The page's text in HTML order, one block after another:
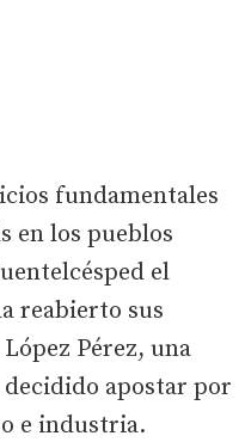
fundamentales
en los pueblos
el
reabierto sus
Pérez, una
apostar por
e industria.